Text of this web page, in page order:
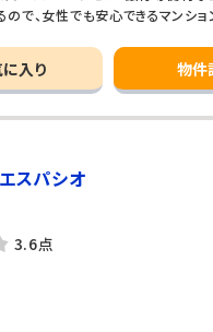
で、女性でも安心できるマンショ
入り 物件
スパシオ
3.6点